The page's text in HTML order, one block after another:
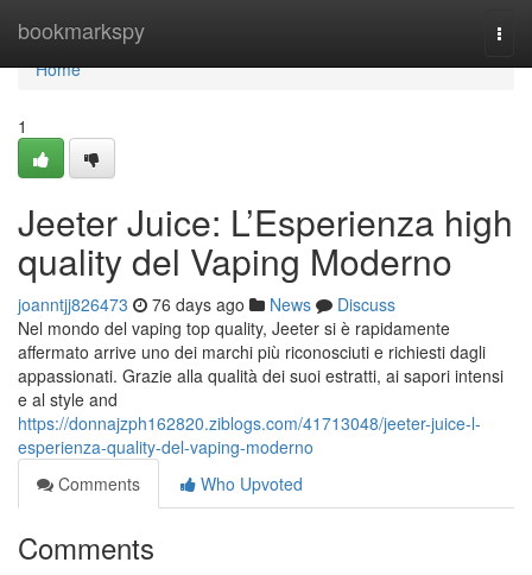
bookmarkspy
Home
Home
1
Jeeter Juice: L’Esperienza high
quality del Vaping Moderno
joanntjj826473 76 days ago News
Discuss
Nel mondo del vaping top quality, Jeeter si è rapidamente
affermato arrive uno dei marchi più riconosciuti e richiesti dagli
appassionati. Grazie alla qualità dei suoi estratti, ai sapori intensi
e al style and
https://donnajzph162820.ziblogs.com/41713048/jeeter-juice-l-
esperienza-quality-del-vaping-moderno
Comments
Who Upvoted
Comments